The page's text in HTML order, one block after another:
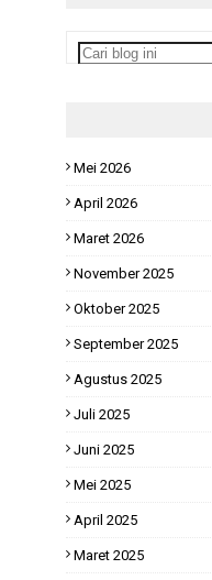
Mei 2026
April 2026
Maret 2026
November 2025
Oktober 2025
September 2025
Agustus 2025
Juli 2025
Juni 2025
Mei 2025
April 2025
Maret 2025